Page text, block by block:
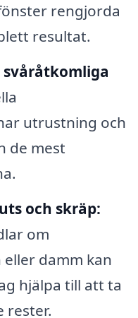
rengjorda
resultat.
utrustning och
de mest
och skräp:
om
damm kan
hjälpa till att ta
rester.